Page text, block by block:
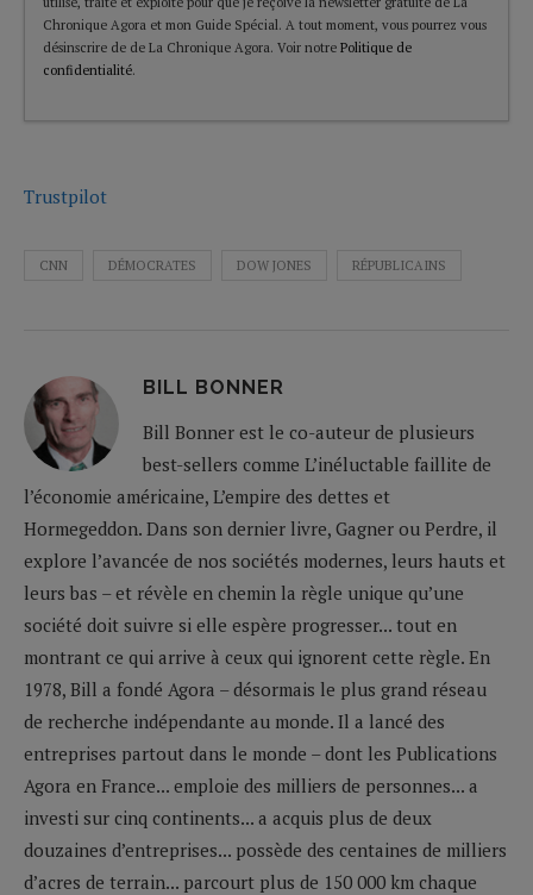
Chronique Agora et mon Guide Spécial. A tout moment, vous pourrez vous
désinscrire de de La Chronique Agora. Voir notre Politique de
confidentialité.
Trustpilot
CNN DÉMOCRATES DOW JONES RÉPUBLICAINS
BILL BONNER
Bill Bonner est le co-auteur de plusieurs
best-sellers comme L’inéluctable faillite de
l’économie américaine, L’empire des dettes et
Hormegeddon. Dans son dernier livre, Gagner ou Perdre, il
explore l’avancée de nos sociétés modernes, leurs hauts et
leurs bas – et révèle en chemin la règle unique qu’une
société doit suivre si elle espère progresser... tout en
montrant ce qui arrive à ceux qui ignorent cette règle. En
1978, Bill a fondé Agora – désormais le plus grand réseau
de recherche indépendante au monde. Il a lancé des
entreprises partout dans le monde – dont les Publications
Agora en France... emploie des milliers de personnes... a
investi sur cinq continents... a acquis plus de deux
douzaines d’entreprises... possède des centaines de milliers
d’acres de terrain... parcourt plus de 150 000 km chaque